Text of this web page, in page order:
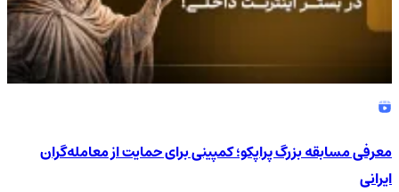
معرفی مسابقه بزرگ پراپکو؛ کمپینی برای حمایت از معامله‌گران
ایرانی